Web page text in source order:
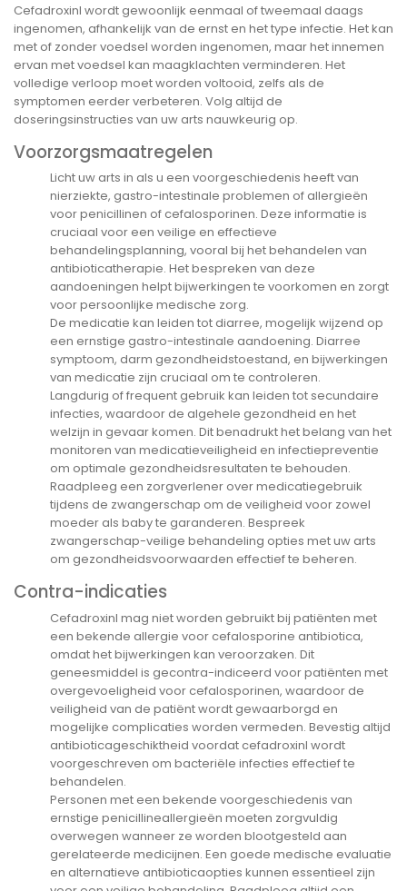
Cefadroxinl wordt gewoonlijk eenmaal of tweemaal daags
ingenomen, afhankelijk van de ernst en het type infectie. Het kan
met of zonder voedsel worden ingenomen, maar het innemen
ervan met voedsel kan maagklachten verminderen. Het
volledige verloop moet worden voltooid, zelfs als de
symptomen eerder verbeteren. Volg altijd de
doseringsinstructies van uw arts nauwkeurig op.
Voorzorgsmaatregelen
Licht uw arts in als u een voorgeschiedenis heeft van
nierziekte, gastro-intestinale problemen of allergieën
voor penicillinen of cefalosporinen. Deze informatie is
cruciaal voor een veilige en effectieve
behandelingsplanning, vooral bij het behandelen van
antibioticatherapie. Het bespreken van deze
aandoeningen helpt bijwerkingen te voorkomen en zorgt
voor persoonlijke medische zorg.
De medicatie kan leiden tot diarree, mogelijk wijzend op
een ernstige gastro-intestinale aandoening. Diarree
symptoom, darm gezondheidstoestand, en bijwerkingen
van medicatie zijn cruciaal om te controleren.
Langdurig of frequent gebruik kan leiden tot secundaire
infecties, waardoor de algehele gezondheid en het
welzijn in gevaar komen. Dit benadrukt het belang van het
monitoren van medicatieveiligheid en infectiepreventie
om optimale gezondheidsresultaten te behouden.
Raadpleeg een zorgverlener over medicatiegebruik
tijdens de zwangerschap om de veiligheid voor zowel
moeder als baby te garanderen. Bespreek
zwangerschap-veilige behandeling opties met uw arts
om gezondheidsvoorwaarden effectief te beheren.
Contra-indicaties
Cefadroxinl mag niet worden gebruikt bij patiënten met
een bekende allergie voor cefalosporine antibiotica,
omdat het bijwerkingen kan veroorzaken. Dit
geneesmiddel is gecontra-indiceerd voor patiënten met
overgevoeligheid voor cefalosporinen, waardoor de
veiligheid van de patiënt wordt gewaarborgd en
mogelijke complicaties worden vermeden. Bevestig altijd
antibioticageschiktheid voordat cefadroxinl wordt
voorgeschreven om bacteriële infecties effectief te
behandelen.
Personen met een bekende voorgeschiedenis van
ernstige penicillineallergieën moeten zorgvuldig
overwegen wanneer ze worden blootgesteld aan
gerelateerde medicijnen. Een goede medische evaluatie
en alternatieve antibioticaopties kunnen essentieel zijn